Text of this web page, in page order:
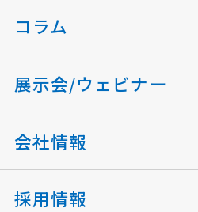
コラム
展示会/ウェビナー
会社情報
採用情報